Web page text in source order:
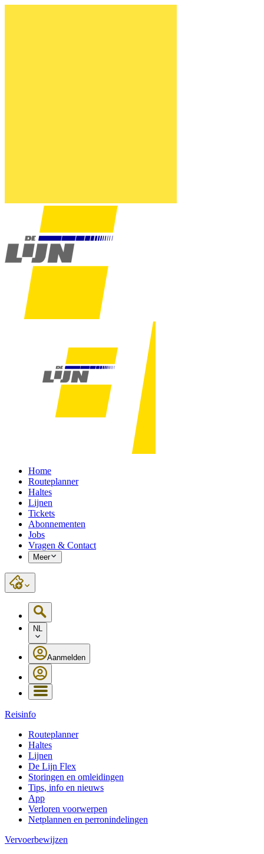
Home
Routeplanner
Haltes
Lijnen
Tickets
Abonnementen
Jobs
Vragen & Contact
Meer
NL
Aanmelden
Reisinfo
Routeplanner
Haltes
Lijnen
De Lijn Flex
Storingen en omleidingen
Tips, info en nieuws
App
Verloren voorwerpen
Netplannen en perronindelingen
Vervoerbewijzen